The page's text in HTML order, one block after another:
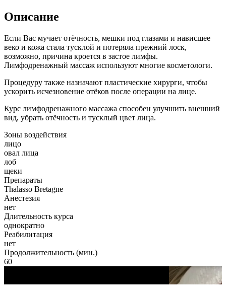
Описание
Если Вас мучает отёчность, мешки под глазами и нависшее
веко и кожа стала тусклой и потеряла прежний лоск,
возможно, причина кроется в застое лимфы.
Лимфодренажный массаж используют многие косметологи.
Процедуру также назначают пластические хирурги, чтобы
ускорить исчезновение отёков после операции на лице.
Курс лимфодренажного массажа способен улучшить внешний
вид, убрать отёчность и тусклый цвет лица.
Зоны воздействия
лицо
овал лица
лоб
щеки
Препараты
Thalasso Bretagne
Анестезия
нет
Длительность курса
однократно
Реабилитация
нет
Продолжительность (мин.)
60